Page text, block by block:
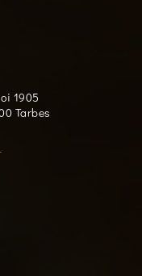
1905
Tarbes